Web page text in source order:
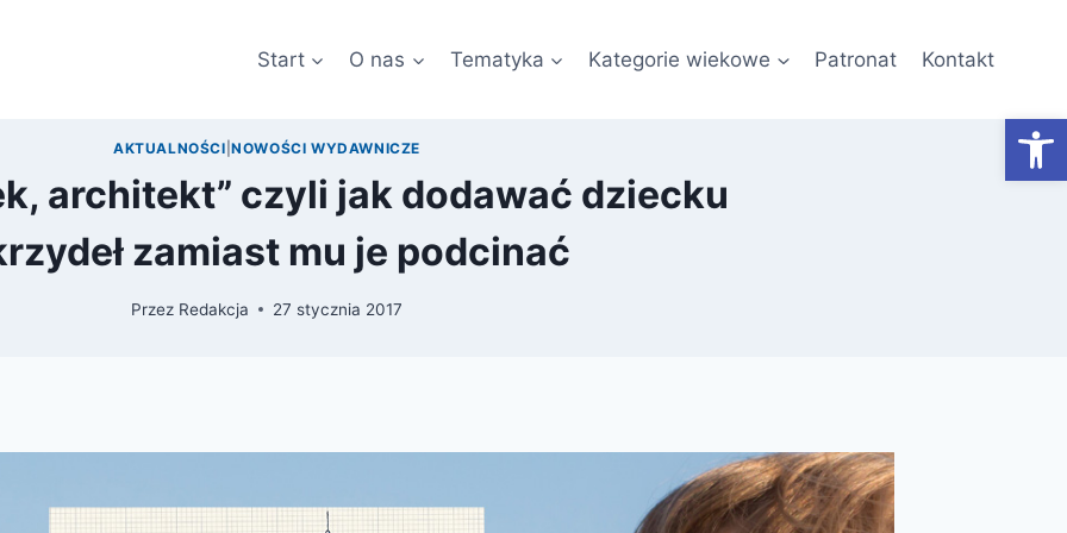
Start O nas Tematyka Kategorie wiekowe Patronat Kontakt
AKTUALNOŚCI |NOWOŚCI WYDAWNICZE
architekt” czyli jak dodawać dziecku
zamiast mu je podcinać
Przez Redakcja 27 stycznia 2017